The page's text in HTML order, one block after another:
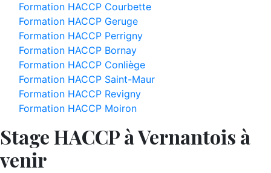
Formation HACCP Courbette
Formation HACCP Geruge
Formation HACCP Perrigny
Formation HACCP Bornay
Formation HACCP Conliège
Formation HACCP Saint-Maur
Formation HACCP Revigny
Formation HACCP Moiron
Stage HACCP à Vernantois à
venir